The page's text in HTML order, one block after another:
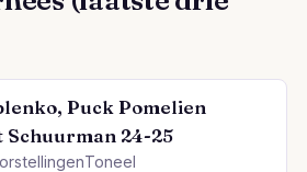
Puck Pomelien
Schuurman 24-25
Toneel